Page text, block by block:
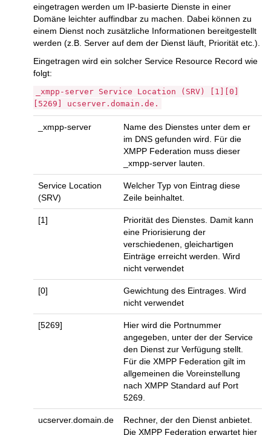
eingetragen werden um IP-basierte Dienste in einer
Domäne leichter auffindbar zu machen. Dabei können zu
einem Dienst noch zusätzliche Informationen bereitgestellt
werden (z.B. Server auf dem der Dienst läuft, Priorität etc.).
Eingetragen wird ein solcher Service Resource Record wie
folgt:
_xmpp-server Service Location (SRV) [1][0]
[5269] ucserver.domain.de.
_xmpp-server
Name des Dienstes unter dem er
im DNS gefunden wird. Für die
XMPP Federation muss dieser
_xmpp-server lauten.
Service Location
(SRV)
Welcher Typ von Eintrag diese
Zeile beinhaltet.
[1]
Priorität des Dienstes. Damit kann
eine Priorisierung der
verschiedenen, gleichartigen
Einträge erreicht werden. Wird
nicht verwendet
[0]
Gewichtung des Eintrages. Wird
nicht verwendet
[5269]
Hier wird die Portnummer
angegeben, unter der der Service
den Dienst zur Verfügung stellt.
Für die XMPP Federation gilt im
allgemeinen die Voreinstellung
nach XMPP Standard auf Port
5269.
ucserver.domain.de
Rechner, der den Dienst anbietet.
Die XMPP Federation erwartet hier